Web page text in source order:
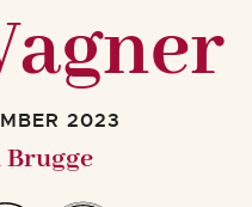
2023
Brugge